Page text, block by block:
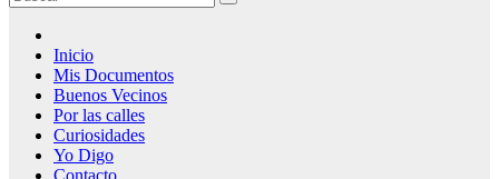
Inicio
Mis Documentos
Buenos Vecinos
Por las calles
Curiosidades
Yo Digo
Contacto